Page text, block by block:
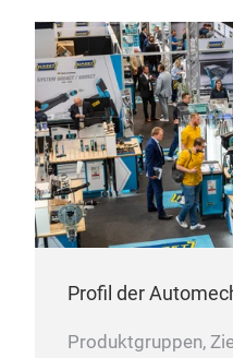
Profil der
Produktgruppen,